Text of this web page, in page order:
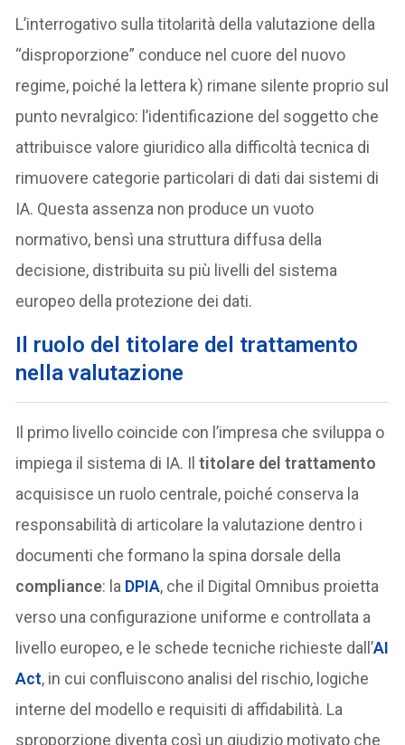
L’interrogativo sulla titolarità della valutazione della
“disproporzione” conduce nel cuore del nuovo
regime, poiché la lettera k) rimane silente proprio sul
punto nevralgico: l’identificazione del soggetto che
attribuisce valore giuridico alla difficoltà tecnica di
rimuovere categorie particolari di dati dai sistemi di
IA. Questa assenza non produce un vuoto
normativo, bensì una struttura diffusa della
decisione, distribuita su più livelli del sistema
europeo della protezione dei dati.
Il ruolo del titolare del trattamento
nella valutazione
Il primo livello coincide con l’impresa che sviluppa o
impiega il sistema di IA. Iltitolare del trattamento
acquisisce un ruolo centrale, poiché conserva la
responsabilità di articolare la valutazione dentro i
documenti che formano la spina dorsale della
compliance: la DPIA, che il Digital Omnibus proietta
verso una configurazione uniforme e controllata a
livello europeo, e le schede tecniche richieste dall’AI
Act, in cui confluiscono analisi del rischio, logiche
interne del modello e requisiti di affidabilità. La
sproporzione diventa così un giudizio motivato che